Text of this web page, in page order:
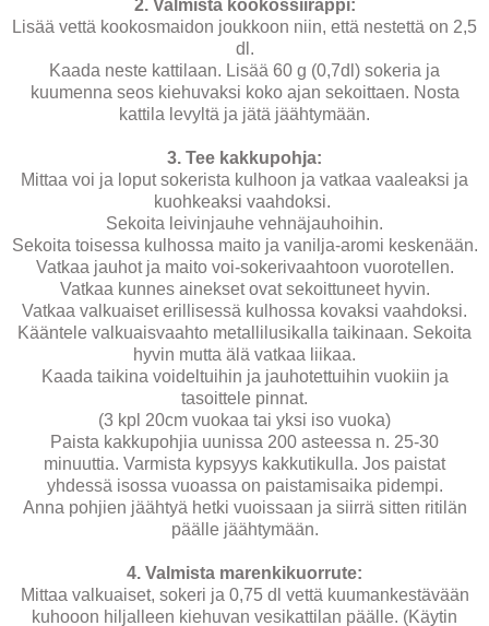
2. Valmista kookossiirappi:
Lisää vettä kookosmaidon joukkoon niin, että nestettä on 2,5
dl.
Kaada neste kattilaan. Lisää 60 g (0,7dl) sokeria ja
kuumenna seos kiehuvaksi koko ajan sekoittaen. Nosta
kattila levyltä ja jätä jäähtymään.
3. Tee kakkupohja:
Mittaa voi ja loput sokerista kulhoon ja vatkaa vaaleaksi ja
kuohkeaksi vaahdoksi.
Sekoita leivinjauhe vehnäjauhoihin.
Sekoita toisessa kulhossa maito ja vanilja-aromi keskenään.
Vatkaa jauhot ja maito voi-sokerivaahtoon vuorotellen.
Vatkaa kunnes ainekset ovat sekoittuneet hyvin.
Vatkaa valkuaiset erillisessä kulhossa kovaksi vaahdoksi.
Kääntele valkuaisvaahto metallilusikalla taikinaan. Sekoita
hyvin mutta älä vatkaa liikaa.
Kaada taikina voideltuihin ja jauhotettuihin vuokiin ja
tasoittele pinnat.
(3 kpl 20cm vuokaa tai yksi iso vuoka)
Paista kakkupohjia uunissa 200 asteessa n. 25-30
minuuttia. Varmista kypsyys kakkutikulla. Jos paistat
yhdessä isossa vuoassa on paistamisaika pidempi.
Anna pohjien jäähtyä hetki vuoissaan ja siirrä sitten ritilän
päälle jäähtymään.
4. Valmista marenkikuorrute:
Mittaa valkuaiset, sokeri ja 0,75 dl vettä kuumankestävään
kuhooon hiljalleen kiehuvan vesikattilan päälle. (Käytin